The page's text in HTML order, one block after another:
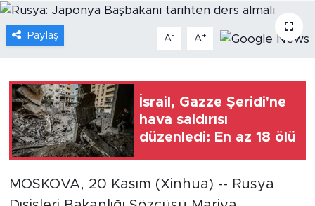
Paylaş A- A+
İsrail, Gazze Şeridi'ne
hava saldırısı
düzenledi: En az 18 ölü
MOSKOVA, 20 Kasım (Xinhua) -- Rusya
Yaşam
Çin Fuarları
Gündem
Video
Sağlık